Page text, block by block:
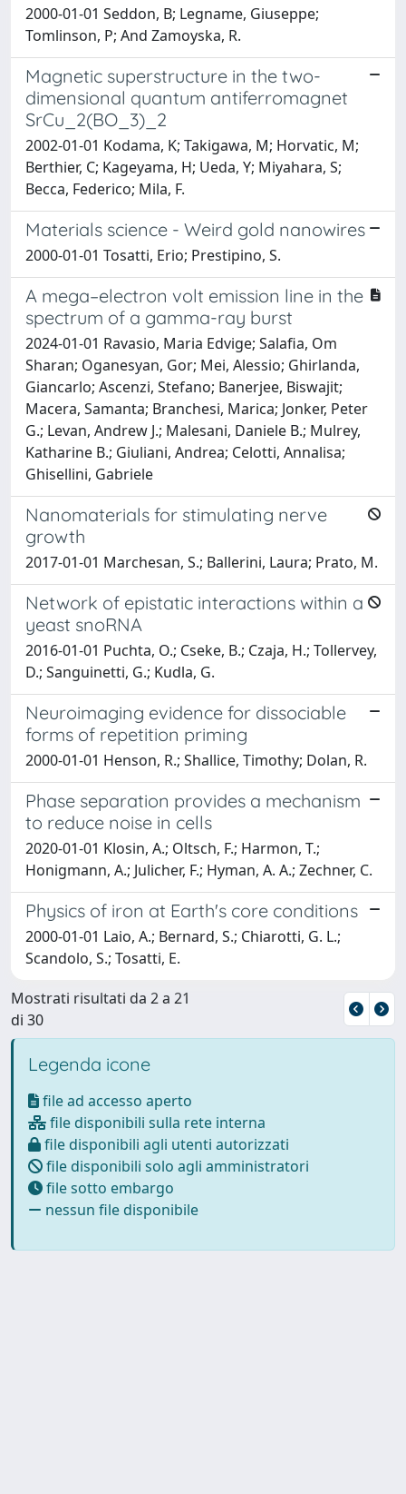
2000-01-01 Seddon, B; Legname, Giuseppe;
Tomlinson, P; And Zamoyska, R.
Magnetic superstructure in the two-
dimensional quantum antiferromagnet
SrCu_2(BO_3)_2
2002-01-01 Kodama, K; Takigawa, M; Horvatic, M;
Berthier, C; Kageyama, H; Ueda, Y; Miyahara, S;
Becca, Federico; Mila, F.
Materials science - Weird gold nanowires
2000-01-01 Tosatti, Erio; Prestipino, S.
A mega–electron volt emission line in the
spectrum of a gamma-ray burst
2024-01-01 Ravasio, Maria Edvige; Salafia, Om
Sharan; Oganesyan, Gor; Mei, Alessio; Ghirlanda,
Giancarlo; Ascenzi, Stefano; Banerjee, Biswajit;
Macera, Samanta; Branchesi, Marica; Jonker, Peter
G.; Levan, Andrew J.; Malesani, Daniele B.; Mulrey,
Katharine B.; Giuliani, Andrea; Celotti, Annalisa;
Ghisellini, Gabriele
Nanomaterials for stimulating nerve
growth
2017-01-01 Marchesan, S.; Ballerini, Laura; Prato, M.
Network of epistatic interactions within a
yeast snoRNA
2016-01-01 Puchta, O.; Cseke, B.; Czaja, H.; Tollervey,
D.; Sanguinetti, G.; Kudla, G.
Neuroimaging evidence for dissociable
forms of repetition priming
2000-01-01 Henson, R.; Shallice, Timothy; Dolan, R.
Phase separation provides a mechanism
to reduce noise in cells
2020-01-01 Klosin, A.; Oltsch, F.; Harmon, T.;
Honigmann, A.; Julicher, F.; Hyman, A. A.; Zechner, C.
Physics of iron at Earth's core conditions
2000-01-01 Laio, A.; Bernard, S.; Chiarotti, G. L.;
Scandolo, S.; Tosatti, E.
Mostrati risultati da 2 a 21
di 30
Legenda icone
file ad accesso aperto
file disponibili sulla rete interna
file disponibili agli utenti autorizzati
file disponibili solo agli amministratori
file sotto embargo
nessun file disponibile